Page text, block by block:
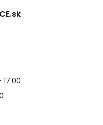
17:00